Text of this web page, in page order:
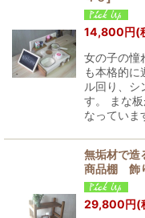
14,800円(
女の子の憧
も本格的
ル回り、シ
す。 まな
なってい
無垢材で
商品棚 飾
29,800円(